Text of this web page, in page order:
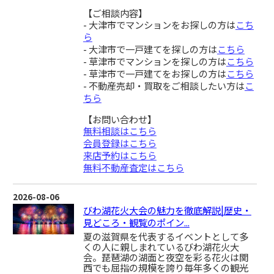
【ご相談内容】
- 大津市でマンションをお探しの方はこち
ら
- 大津市で一戸建てを探しの方はこちら
- 草津市でマンションを探しの方はこちら
- 草津市で一戸建てをお探しの方はこちら
- 不動産売却・買取をご相談したい方はこ
ちら
【お問い合わせ】
無料相談はこちら
会員登録はこちら
来店予約はこちら
無料不動産査定はこちら
2026-08-06
びわ湖花火大会の魅力を徹底解説|歴史・
見どころ・観覧のポイン...
夏の滋賀県を代表するイベントとして多
くの人に親しまれているびわ湖花火大
会。琵琶湖の湖面と夜空を彩る花火は関
西でも屈指の規模を誇り毎年多くの観光